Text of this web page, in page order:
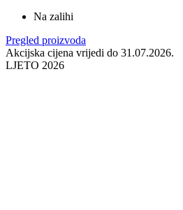
Na zalihi
Pregled proizvoda
Akcijska cijena vrijedi do 31.07.2026.
LJETO 2026